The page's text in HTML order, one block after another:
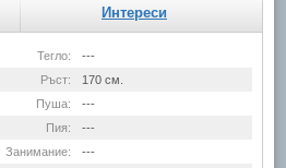
Интереси
Тегло:
---
Ръст:
170 см.
Пуша:
---
Пия:
---
Занимание:
---